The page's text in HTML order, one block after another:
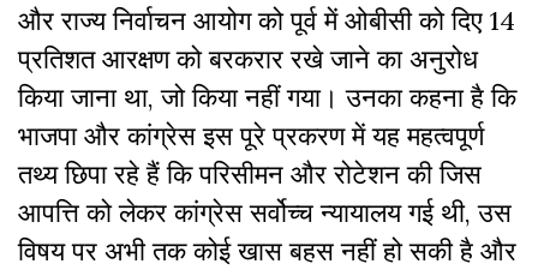
और राज्य निर्वाचन आयोग को पूर्व में ओबीसी को दिए 14
प्रतिशत आरक्षण को बरकरार रखे जाने का अनुरोध
किया जाना था, जो किया नहीं गया। उनका कहना है कि
भाजपा और कांग्रेस इस पूरे प्रकरण में यह महत्वपूर्ण
तथ्य छिपा रहे हैं कि परिसीमन और रोटेशन की जिस
आपत्ति को लेकर कांग्रेस सर्वोच्च न्यायालय गई थी, उस
विषय पर अभी तक कोई खास बहस नहीं हो सकी है और